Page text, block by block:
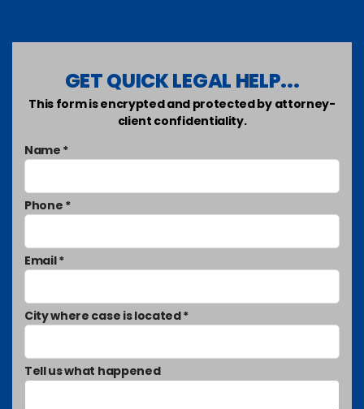
GET QUICK LEGAL HELP...
This form is encrypted and protected by attorney-
client confidentiality.
Name *
Phone *
Email *
City where case is located *
Tell us what happened